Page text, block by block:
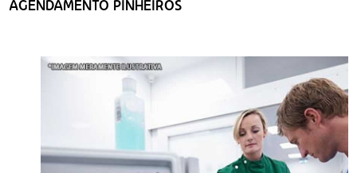
AGENDAMENTO PINHEIROS